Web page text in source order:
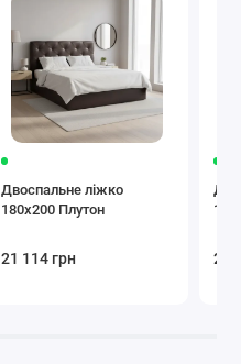
Двоспальне ліжко
180x200 Плутон
21 114 грн 24